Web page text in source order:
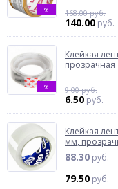
% 168.00 руб.
140.00 руб.
%
Клейкая
прозрачная
9.00 руб.
6.50 руб.
Клейкая
мм,
88.30 руб.
79.50 руб.